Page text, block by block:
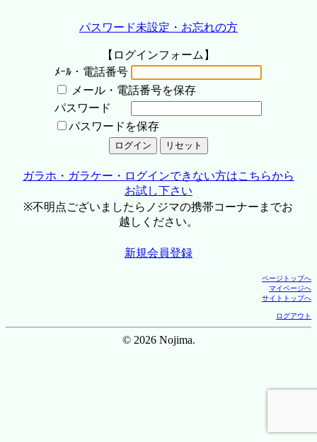
パスワード未設定・お忘れの方
【ログインフォーム】
ﾒｰﾙ・電話番号
メール・電話番号を保存
パスワード
パスワードを保存
ガラホ・ガラケー・ログインできない方はこちらから
お試し下さい
※不明点ございましたらノジマの携帯コーナーまでお
越しください。
新規会員登録
ページトップへ
マイページへ
サイトトップへ
ログアウト
© 2026 Nojima.